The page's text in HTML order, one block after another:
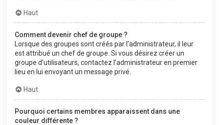
Haut
Comment devenir chef de groupe ?
Lorsque des groupes sont créés par l’administrateur, il leur
est attribué un chef de groupe. Si vous désirez créer un
groupe d’utilisateurs, contactez l’administrateur en premier
lieu en lui envoyant un message privé.
Haut
Pourquoi certains membres apparaissent dans une
couleur différente ?